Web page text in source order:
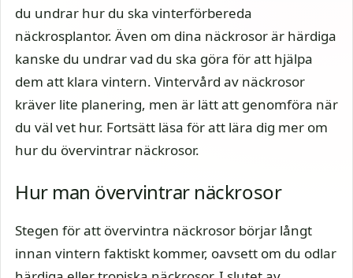
du undrar hur du ska vinterförbereda
näckrosplantor. Även om dina näckrosor är härdiga
kanske du undrar vad du ska göra för att hjälpa
dem att klara vintern. Vintervård av näckrosor
kräver lite planering, men är lätt att genomföra när
du väl vet hur. Fortsätt läsa för att lära dig mer om
hur du övervintrar näckrosor.
Hur man övervintrar näckrosor
Stegen för att övervintra näckrosor börjar långt
innan vintern faktiskt kommer, oavsett om du odlar